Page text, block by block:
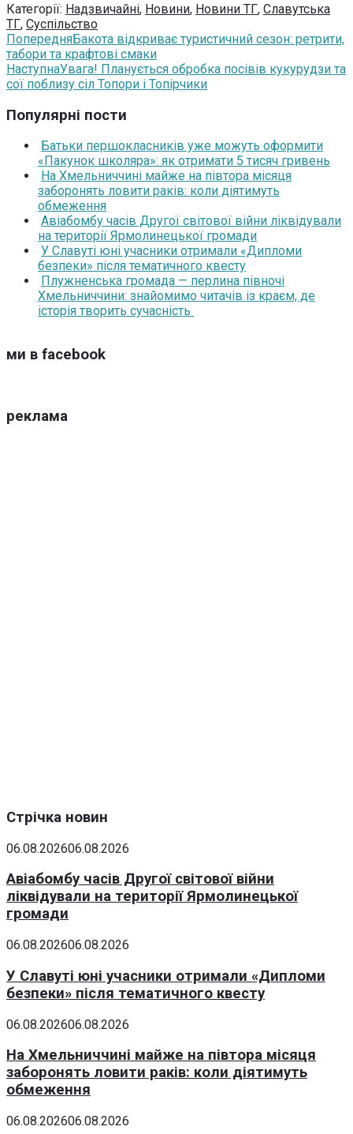
Категорії: Надзвичайні, Новини, Новини ТГ, Славутська
ТГ, Суспільство
ПопередняБакота відкриває туристичний сезон: ретрити,
табори та крафтові смаки
НаступнаУвага! Планується обробка посівів кукурудзи та
сої поблизу сіл Топори і Топірчики
Популярні пости
Батьки першокласників уже можуть оформити
«Пакунок школяра»: як отримати 5 тисяч гривень
На Хмельниччині майже на півтора місяця
заборонять ловити раків: коли діятимуть
обмеження
Авіабомбу часів Другої світової війни ліквідували
на території Ярмолинецької громади
У Славуті юні учасники отримали «Дипломи
безпеки» після тематичного квесту
Плужненська громада — перлина півночі
Хмельниччини: знайомимо читачів із краєм, де
історія творить сучасність
ми в facebook
реклама
Стрічка новин
06.08.202606.08.2026
Авіабомбу часів Другої світової війни
ліквідували на території Ярмолинецької
громади
06.08.202606.08.2026
У Славуті юні учасники отримали «Дипломи
безпеки» після тематичного квесту
06.08.202606.08.2026
На Хмельниччині майже на півтора місяця
заборонять ловити раків: коли діятимуть
обмеження
06.08.202606.08.2026